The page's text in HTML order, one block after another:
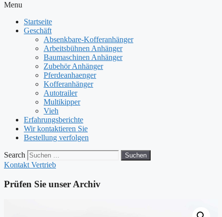
Menu
Startseite
Geschäft
Absenkbare-Kofferanhänger
Arbeitsbühnen Anhänger
Baumaschinen Anhänger
Zubehör Anhänger
Pferdeanhaenger
Kofferanhänger
Autotrailer
Multikipper
Vieh
Erfahrungsberichte
Wir kontaktieren Sie
Bestellung verfolgen
Search Suchen
Kontakt Vertrieb
Prüfen Sie unser Archiv